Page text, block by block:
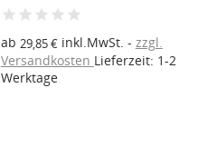
ab 29,85 €inkl.MwSt.
zzgl.
Versandkosten Lieferzeit: 1-2
Werktage